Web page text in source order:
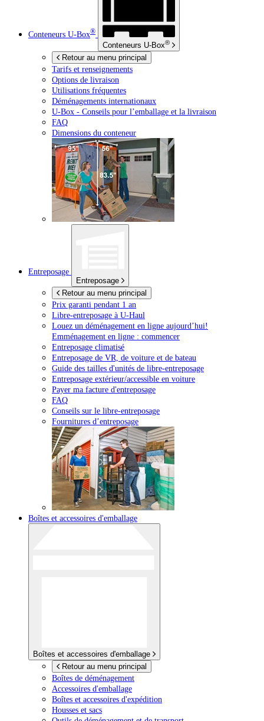
Conteneurs U-Box®
Conteneurs U-Box®
Retour au menu principal
Tarifs et renseignements
Options de livraison
Utilisations fréquentes
Déménagements internationaux
U-Box - Conseils pour l’emballage et la livraison
FAQ
Dimensions du conteneur
Entreposage
Entreposage
Retour au menu principal
Prix garanti pendant 1 an
Libre-entreposage à U-Haul
Louez un déménagement en ligne aujourd’hui!
Emménagement en ligne : commencer
Entreposage climatisé
Entreposage de VR, de voiture et de bateau
Guide des tailles d'unités de libre-entreposage
Entreposage extérieur/accessible en voiture
Payer ma facture d'entreposage
FAQ
Conseils sur le libre-entreposage
Fournitures d’entreposage
Boîtes et accessoires d'emballage
Boîtes et accessoires d'emballage
Retour au menu principal
Boîtes de déménagement
Accessoires d'emballage
Boîtes et accessoires d'expédition
Housses et sacs